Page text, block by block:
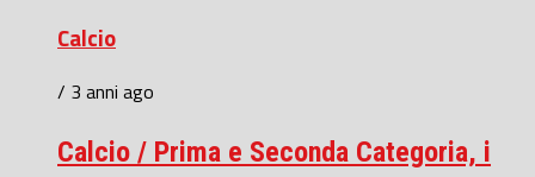
Calcio
/ 3 anni ago
Calcio / Prima e Seconda Categoria, i